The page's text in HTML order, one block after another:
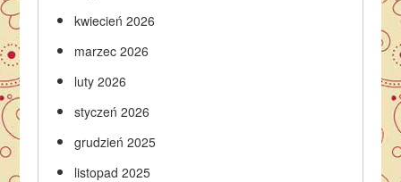
kwiecień 2026
marzec 2026
luty 2026
styczeń 2026
grudzień 2025
listopad 2025